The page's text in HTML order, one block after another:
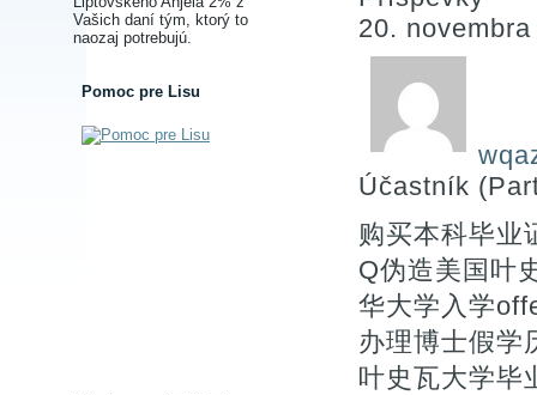
Vašich daní tým, ktorý to
naozaj potrebujú.
Pomoc pre Lisu
20.
Účastník
购买本科毕业
Q伪造美国叶
华大学入学
办理博士假学
叶史瓦大学毕